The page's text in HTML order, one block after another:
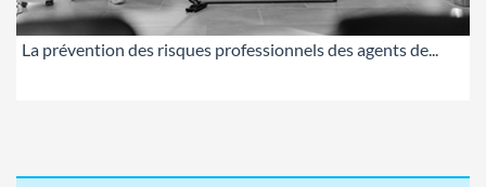
La prévention des risques professionnels des agents de...